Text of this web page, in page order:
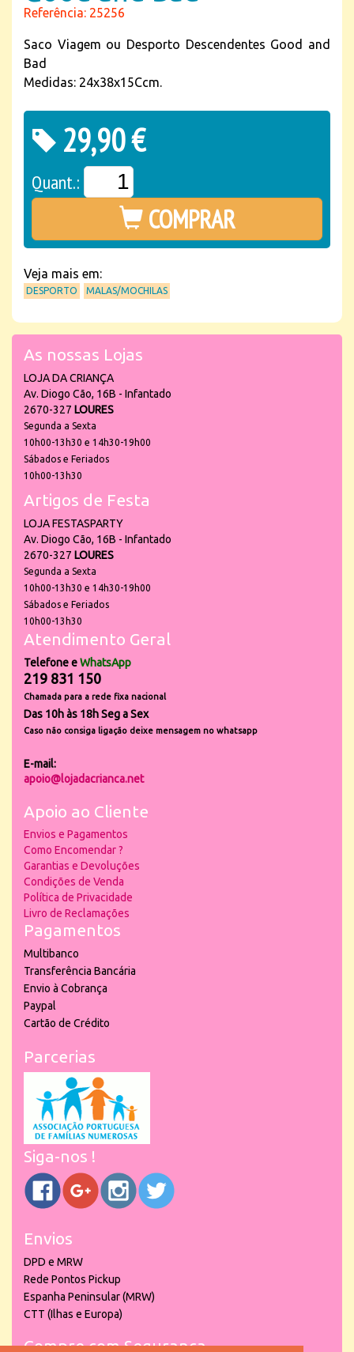
Referência: 25256
Saco Viagem ou Desporto Descendentes Good and
Bad
Medidas: 24x38x15Ccm.
29,90 €
Quant.:
COMPRAR
Veja mais em:
DESPORTO MALAS/MOCHILAS
As nossas Lojas
LOJA DA CRIANÇA
Av. Diogo Cão, 16B - Infantado
2670-327 LOURES
Segunda a Sexta
10h00-13h30 e 14h30-19h00
Sábados e Feriados
10h00-13h30
Artigos de Festa
LOJA FESTASPARTY
Av. Diogo Cão, 16B - Infantado
2670-327 LOURES
Segunda a Sexta
10h00-13h30 e 14h30-19h00
Sábados e Feriados
10h00-13h30
Atendimento Geral
Telefone eWhatsApp
219 831 150
Chamada para a rede fixa nacional
Das 10h às 18h Seg a Sex
Caso não consiga ligação deixe mensagem no whatsapp
E-mail:
apoio@lojadacrianca.net
Apoio ao Cliente
Envios e Pagamentos
Como Encomendar ?
Garantias e Devoluções
Condições de Venda
Política de Privacidade
Livro de Reclamações
Pagamentos
Multibanco
Transferência Bancária
Envio à Cobrança
Paypal
Cartão de Crédito
Parcerias
Siga-nos !
Envios
DPD e MRW
Rede Pontos Pickup
Espanha Peninsular (MRW)
CTT (Ilhas e Europa)
Compre com Segurança